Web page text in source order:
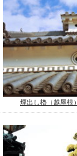
煙出し櫓（越屋根）